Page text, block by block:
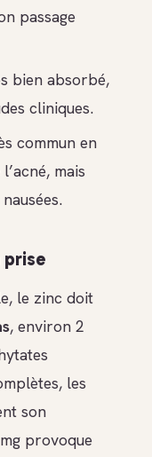
passage
bien absorbé,
cliniques.
commun en
mais
le zinc doit
, environ 2
les
son
provoque